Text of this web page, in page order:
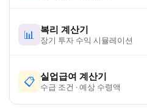
📊 복리 계산기
장기 투자 수익 시뮬레이션
📋 실업급여 계산기
수급 조건 · 예상 수령액